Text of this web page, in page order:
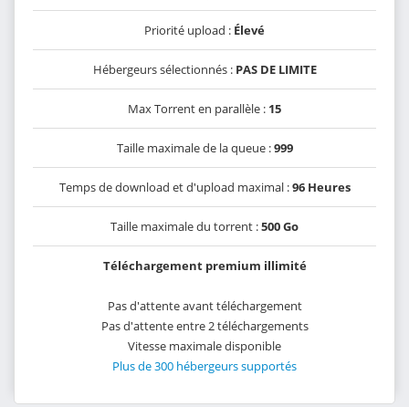
Priorité upload : Élevé
Hébergeurs sélectionnés : PAS DE LIMITE
Max Torrent en parallèle : 15
Taille maximale de la queue :999
Temps de download et d'upload maximal :96 Heures
Taille maximale du torrent :500 Go
Téléchargement premium illimité
Pas d'attente avant téléchargement
Pas d'attente entre 2 téléchargements
Vitesse maximale disponible
Plus de 300 hébergeurs supportés